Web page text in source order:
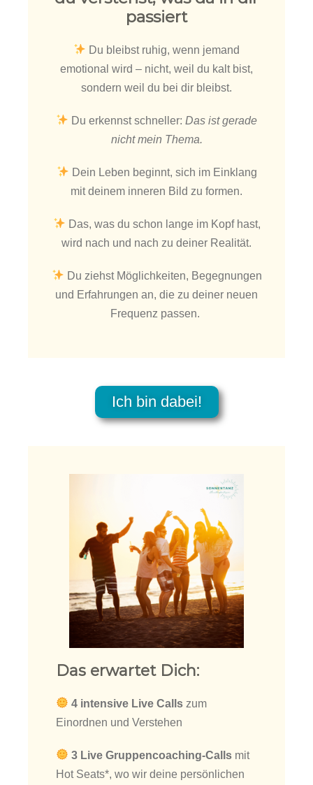
passiert
Du bleibst ruhig, wenn jemand
emotional wird – nicht, weil du kalt bist,
sondern weil du bei dir bleibst.
Du erkennst schneller:Das ist gerade
nicht mein Thema.
Dein Leben beginnt, sich im Einklang
mit deinem inneren Bild zu formen.
Das, was du schon lange im Kopf hast,
wird nach und nach zu deiner Realität.
Du ziehst Möglichkeiten, Begegnungen
und Erfahrungen an, die zu deiner neuen
Frequenz passen.
Ich bin dabei!
Das erwartet Dich:
4 intensive Live Calls zum
Einordnen und Verstehen
3 Live Gruppencoaching-Calls mit
Hot Seats*, wo wir deine persönlichen